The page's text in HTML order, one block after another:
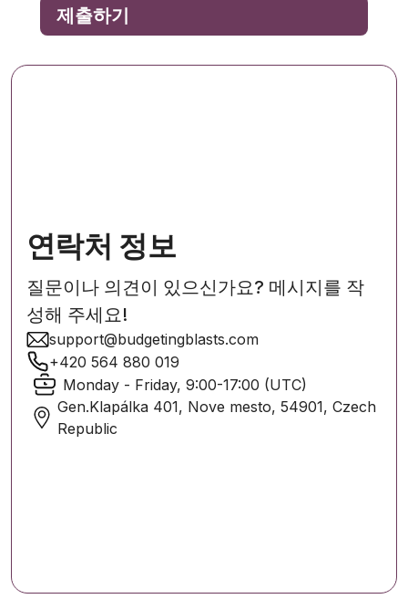
연락처 정보
질문이나 의견이 있으신가요? 메시지를 작
성해 주세요!
support@budgetingblasts.com
+420 564 880 019
Monday - Friday, 9:00-17:00 (UTC)
Gen.Klapálka 401, Nove mesto, 54901, Czech
Republic